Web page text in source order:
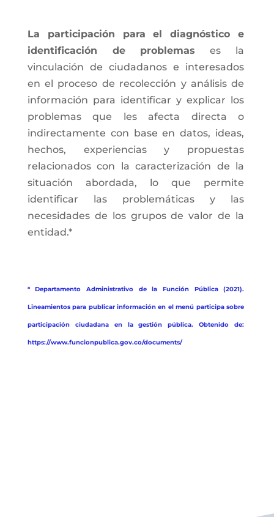
La participación para el diagnóstico e
identificación de problemas es la
vinculación de ciudadanos e interesados
en el proceso de recolección y análisis de
información para identificar y explicar los
problemas que les afecta directa o
indirectamente con base en datos, ideas,
hechos, experiencias y propuestas
relacionados con la caracterización de la
situación abordada, lo que permite
identificar las problemáticas y las
necesidades de los grupos de valor de la
entidad.*
* Departamento Administrativo de la Función Pública (2021).
Lineamientos para publicar información en el menú participa sobre
participación ciudadana en la gestión pública. Obtenido de:
https://www.funcionpublica.gov.co/documents/